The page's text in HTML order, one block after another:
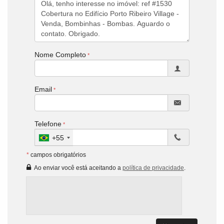
Nome Completo
Email
Telefone
+55
* campos obrigatórios
Ao enviar você está aceitando a política de privacidade.